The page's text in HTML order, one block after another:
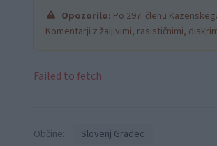
Opozorilo: Po 297. členu
Komentarji z žaljivimi, rasističnimi,
Failed to fetch
Občine: Slovenj Gradec